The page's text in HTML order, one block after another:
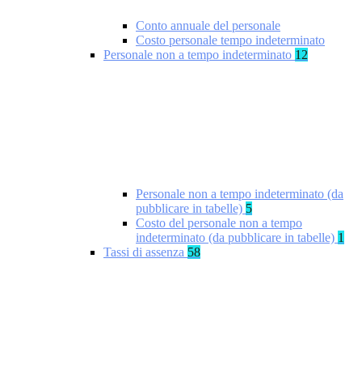
Conto annuale del personale
Costo personale tempo indeterminato
Personale non a tempo indeterminato 12
Personale non a tempo indeterminato (da
pubblicare in tabelle) 5
Costo del personale non a tempo
indeterminato (da pubblicare in tabelle) 1
Tassi di assenza 58